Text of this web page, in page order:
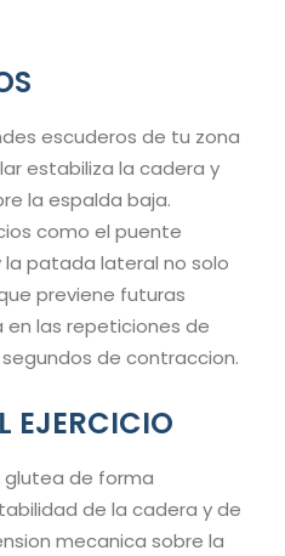
escuderos de tu zona
estabiliza la cadera y
la espalda baja.
como el puente
patada lateral no solo
previene futuras
en las repeticiones de
de contraccion.
EJERCICIO
glutea de forma
de la cadera y de
mecanica sobre la